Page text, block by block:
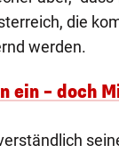
die
werden.
ein – doch